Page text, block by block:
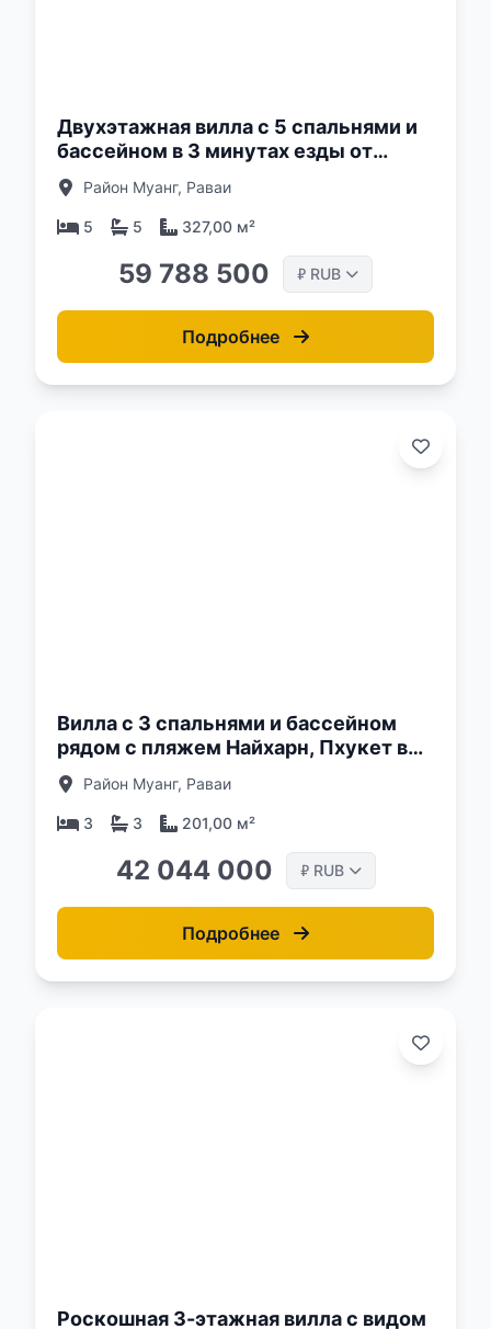
Двухэтажная вилла с 5 спальнями и
бассейном в 3 минутах езды от
пляжа Найхарн, Пхукет в комплексе
Enigma Villas Naiharn
Район Муанг, Раваи
5 5 327,00 м²
59 788 500 ₽ RUB
Подробнее
Вилла с 3 спальнями и бассейном
рядом с пляжем Найхарн, Пхукет в
комплексе Enigma Villas Naiharn
Район Муанг, Раваи
3 3 201,00 м²
42 044 000 ₽ RUB
Подробнее
Роскошная 3-этажная вилла с видом